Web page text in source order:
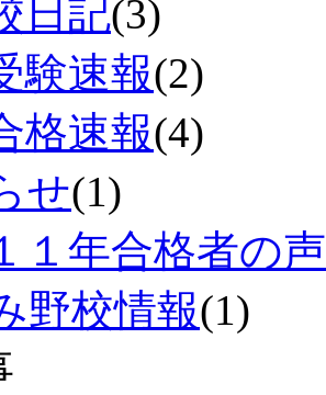
日記(3)
験速報(2)
格速報(4)
せ(1)
１年合格者の声
野校情報(1)